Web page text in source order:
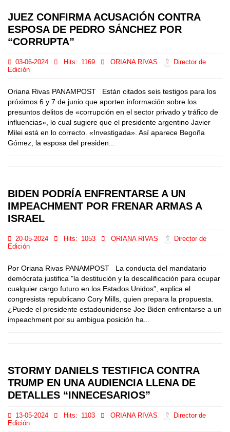
JUEZ CONFIRMA ACUSACIÓN CONTRA
ESPOSA DE PEDRO SÁNCHEZ POR
“CORRUPTA”
03-06-2024 Hits: 1169 ORIANA RIVAS
Director de
Edición
Oriana Rivas PANAMPOST Están citados seis testigos para los
próximos 6 y 7 de junio que aporten información sobre los
presuntos delitos de «corrupción en el sector privado y tráfico de
influencias», lo cual sugiere que el presidente argentino Javier
Milei está en lo correcto. «Investigada». Así aparece Begoña
Gómez, la esposa del presiden...
BIDEN PODRÍA ENFRENTARSE A UN
IMPEACHMENT POR FRENAR ARMAS A
ISRAEL
20-05-2024 Hits: 1053 ORIANA RIVAS
Director de
Edición
Por Oriana Rivas PANAMPOST La conducta del mandatario
demócrata justifica "la destitución y la descalificación para ocupar
cualquier cargo futuro en los Estados Unidos”, explica el
congresista republicano Cory Mills, quien prepara la propuesta.
¿Puede el presidente estadounidense Joe Biden enfrentarse a un
impeachment por su ambigua posición ha...
STORMY DANIELS TESTIFICA CONTRA
TRUMP EN UNA AUDIENCIA LLENA DE
DETALLES “INNECESARIOS”
13-05-2024 Hits: 1103 ORIANA RIVAS
Director de
Edición